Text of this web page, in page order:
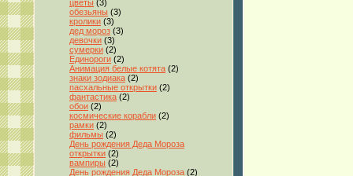
цветы (3)
обезьяны (3)
кролики (3)
дед мороз (3)
девочки (3)
сумерки (2)
Единороги (2)
Анимация белые котята (2)
знаки зодиака (2)
пасхальные открытки (2)
фантастика (2)
обои (2)
космические корабли (2)
рамки (2)
фильмы (2)
День рождения Деда Мороза
открытки (2)
вампиры (2)
День рождения Деда Мороза (2)